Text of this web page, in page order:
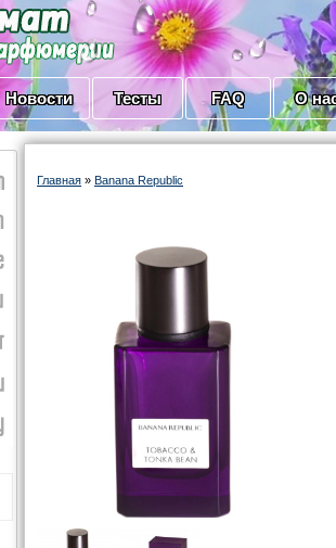
Новости Тесты FAQ О
Главная » Banana Republic